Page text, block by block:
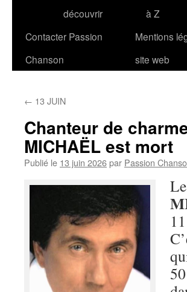
découvrir
à Z
Contacter Passion
Chanson
Mentions
site web
← 13 JUIN
Chanteur de
MICHAËL est mort
Publié le 13 juin 2026par Passion